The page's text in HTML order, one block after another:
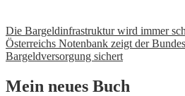
Beitrags-
Navigation
Die Bargeldinfrastruktur wird immer
Österreichs Notenbank zeigt der
Bargeldversorgung sichert
Mein neues Buch